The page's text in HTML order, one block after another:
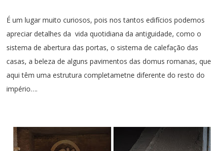
É um lugar muito curiosos, pois nos tantos edifícios podemos
apreciar detalhes da vida quotidiana da antiguidade, como o
sistema de abertura das portas, o sistema de calefação das
casas, a beleza de alguns pavimentos das domus romanas, que
aqui têm uma estrutura completametne diferente do resto do
império….